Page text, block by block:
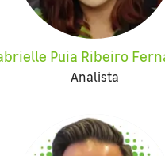
Puia Ribeiro
Analista